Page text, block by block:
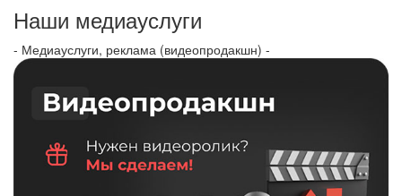
Наши медиауслуги
- Медиауслуги, реклама (видеопродакшн) -